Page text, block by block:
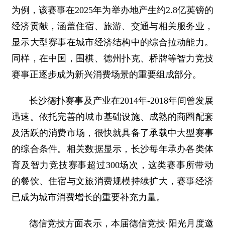
为例，该赛事在2025年为举办地产生约2.8亿英镑的
经济贡献，涵盖住宿、旅游、交通与相关服务业，
显示大型赛事在城市经济结构中的综合拉动能力。
同样，在中国，围棋、德州扑克、桥牌等智力竞技
赛事正逐步成为新兴消费场景的重要组成部分。
长沙德扑赛事及产业在2014年-2018年间曾发展
迅速。依托完善的城市基础设施、成熟的商圈配套
及活跃的消费市场，很快就具备了承载中大型赛事
的综合条件。相关数据显示，长沙每年承办各类体
育及智力竞技赛事超过300场次，这类赛事所带动
的餐饮、住宿与文旅消费规模持续扩大，赛事经济
已成为城市消费增长的重要补充力量。
德信竞技方面表示，本届德信竞技·阳光月度邀